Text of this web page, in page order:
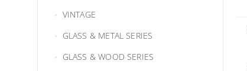
VINTAGE
GLASS & METAL SERIES
GLASS & WOOD SERIES